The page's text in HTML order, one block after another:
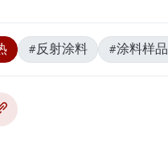
#反射涂料 #涂料样品